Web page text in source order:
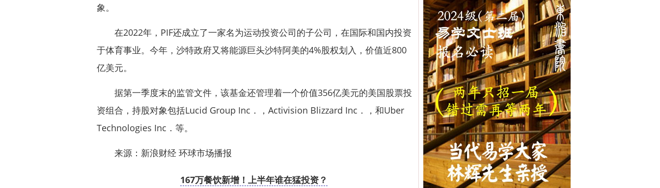
象。
在2022年，PIF还成立了一家名为运动投资公司的子公司，在国际和国内投资
于体育事业。今年，沙特政府又将能源巨头沙特阿美的4%股权划入，价值近800
亿美元。
据第一季度末的监管文件，该基金还管理着一个价值356亿美元的美国股票投
资组合，持股对象包括Lucid Group Inc．，Activision Blizzard Inc．，和Uber
Technologies Inc．等。
来源：新浪财经 环球市场播报
167万餐饮新增！上半年谁在猛投资？